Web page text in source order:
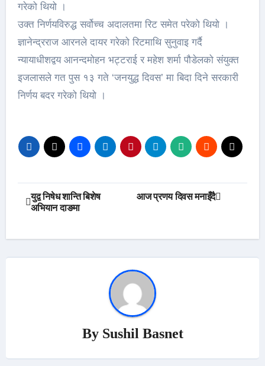
गरेको थियो ।
उक्त निर्णयविरुद्ध सर्वोच्च अदालतमा रिट समेत परेको थियो ।
ज्ञानेन्द्रराज आरनले दायर गरेको रिटमाथि सुनुवाइ गर्दै
न्यायाधीशद्वय आनन्दमोहन भट्टराई र महेश शर्मा पौडेलको संयुक्त
इजलासले गत पुस १३ गते ‘जनयुद्ध दिवस’ मा बिदा दिने सरकारी
निर्णय बदर गरेको थियो ।
Post
navigation
युद्व निषेध शान्ति बिशेष
अभियान दाङमा
आज प्रणय दिवस मनाइँदै
By Sushil Basnet